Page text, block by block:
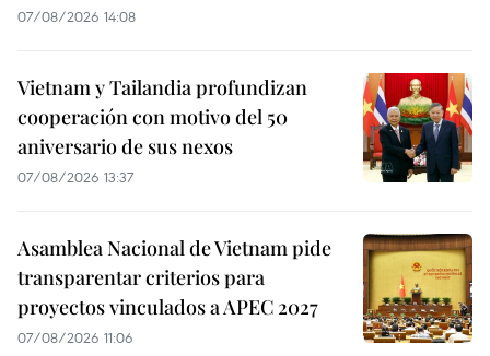
07/08/2026 14:08
Vietnam y Tailandia profundizan
cooperación con motivo del 50
aniversario de sus nexos
07/08/2026 13:37
Asamblea Nacional de Vietnam pide
transparentar criterios para
proyectos vinculados a APEC 2027
07/08/2026 11:06